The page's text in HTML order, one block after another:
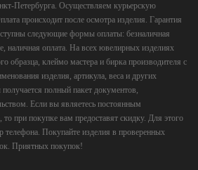
Петербурга. Осуществляем курьерскую
происходит после осмотра изделия. Гарантия
следующие формы оплаты: безналичная
наличная оплата. На всех ювелирных изделиях
образца, клеймо мастера и бирка производителя с
изделия, артикула, веса и других
полный пакет документов,
Если вы являетесь постоянным
при покупке вам предоставят скидку. Для этого
телефона. Покупайте изделия в проверенных
Приятных покупок!